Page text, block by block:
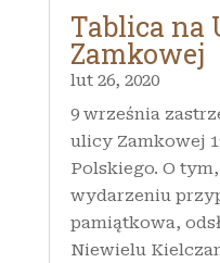
Tablica na
Zamkowej
lut 26, 2020
9 września
ulicy Zamkowej
Polskiego. O
wydarzeniu
pamiątkowa,
Niewielu